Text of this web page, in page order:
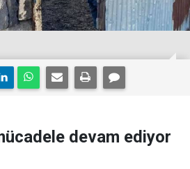
devam ediyor